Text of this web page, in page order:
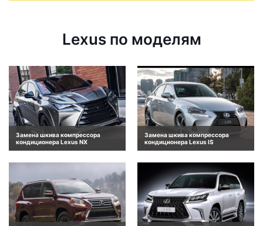
Lexus по моделям
Замена шкива компрессора
кондиционера Lexus NX
Замена шкива компрессора
кондиционера Lexus IS